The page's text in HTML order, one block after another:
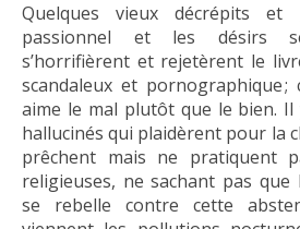
Quelques vieux décrépits
passionnel et les désirs
s’horrifièrent et rejetèrent le
scandaleux et pornographique ;
aime le mal plutôt que le bien. Il
hallucinés qui plaidèrent pour la
prêchent mais ne pratiquent
religieuses, ne sachant pas que
se rebelle contre cette